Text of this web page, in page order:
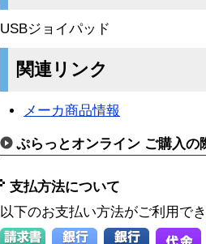
USBジョイパッド
関連リンク
メーカ商品情報
ぷらっとオンライン ご購入の
支払方法について
以下のお支払い方法がご利用で